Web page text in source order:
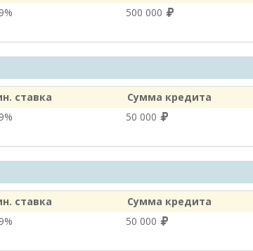
500 000
ставка Сумма кредита
50 000
ставка Сумма кредита
50 000